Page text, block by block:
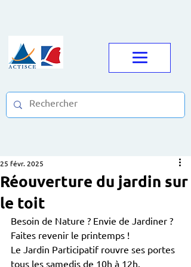
Réouverture du jardin sur
le toit
25 févr. 2025
Besoin de Nature ? Envie de Jardiner ?
Faites revenir le printemps !
Le Jardin Participatif rouvre ses portes
tous les samedis de 10h à 12h.